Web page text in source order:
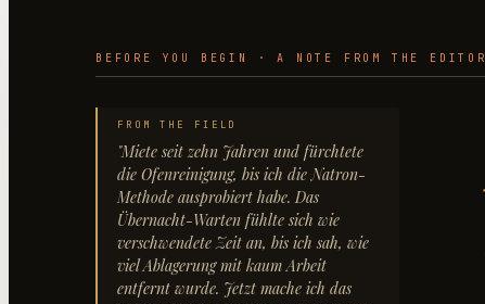
BEFORE YOU BEGIN · A NOTE FROM THE EDITOR
FROM THE FIELD
"Miete seit zehn Jahren und fürchtete
die Ofenreinigung, bis ich die Natron-
Methode ausprobiert habe. Das
Übernacht-Warten fühlte sich wie
verschwendete Zeit an, bis ich sah, wie
viel Ablagerung mit kaum Arbeit
entfernt wurde. Jetzt mache ich das